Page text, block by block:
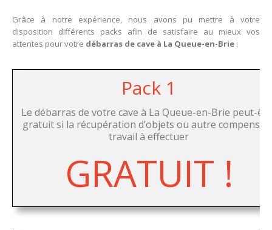
Grâce à notre expérience, nous avons pu mettre à votre
disposition différents packs afin de satisfaire au mieux vos
attentes pour votre débarras de cave à La Queue-en-Brie :
Pack 1
Le débarras de votre cave à La Queue-en-Brie peut-
gratuit si la récupération d’objets ou autre compense
travail à effectuer
GRATUIT !